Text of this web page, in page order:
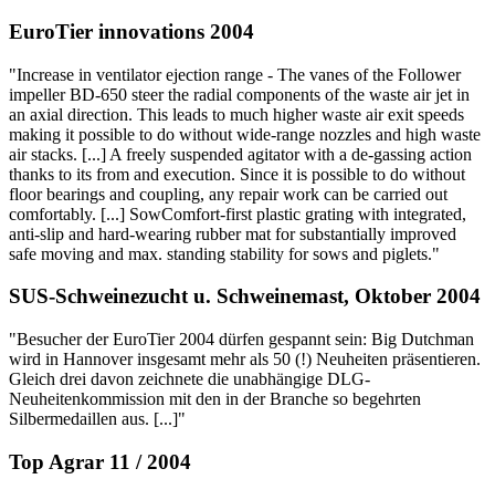
EuroTier innovations 2004
"Increase in ventilator ejection range - The vanes of the Follower
impeller BD-650 steer the radial components of the waste air jet in
an axial direction. This leads to much higher waste air exit speeds
making it possible to do without wide-range nozzles and high waste
air stacks. [...] A freely suspended agitator with a de-gassing action
thanks to its from and execution. Since it is possible to do without
floor bearings and coupling, any repair work can be carried out
comfortably. [...] SowComfort-first plastic grating with integrated,
anti-slip and hard-wearing rubber mat for substantially improved
safe moving and max. standing stability for sows and piglets."
SUS-Schweinezucht u. Schweinemast, Oktober 2004
"Besucher der EuroTier 2004 dürfen gespannt sein: Big Dutchman
wird in Hannover insgesamt mehr als 50 (!) Neuheiten präsentieren.
Gleich drei davon zeichnete die unabhängige DLG-
Neuheitenkommission mit den in der Branche so begehrten
Silbermedaillen aus. [...]"
Top Agrar 11 / 2004